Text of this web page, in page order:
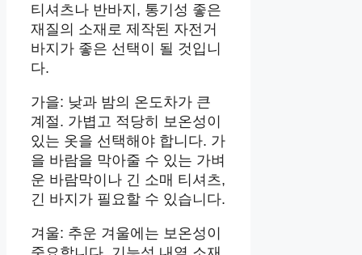
티셔츠나 반바지, 통기성 좋은
재질의 소재로 제작된 자전거
바지가 좋은 선택이 될 것입니
다.
가을: 낮과 밤의 온도차가 큰
계절. 가볍고 적당히 보온성이
있는 옷을 선택해야 합니다. 가
을 바람을 막아줄 수 있는 가벼
운 바람막이나 긴 소매 티셔츠,
긴 바지가 필요할 수 있습니다.
겨울: 추운 겨울에는 보온성이